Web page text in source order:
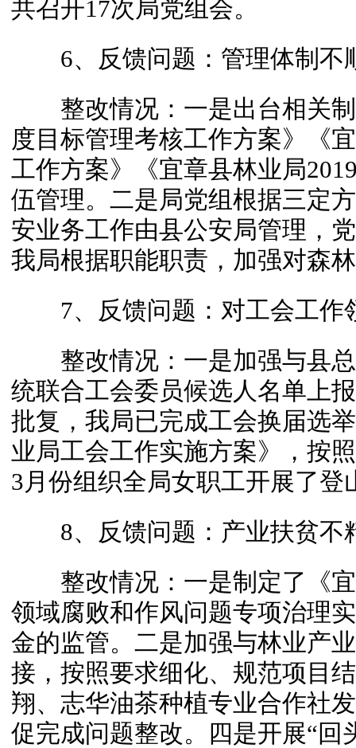
共召开17次局党组会。
6、反馈问题：管理体制不
整改情况：一是出台相关制
度目标管理考核工作方案》《
工作方案》《宜章县林业局
伍管理。二是局党组根据三定
安业务工作由县公安局管理，
我局根据职能职责，加强对森
7、反馈问题：对工会工作
整改情况：一是加强与县总
统联合工会委员候选人名单上
批复，我局已完成工会换届选
业局工会工作实施方案》，按
3月份组织全局女职工开展了登
8、反馈问题：产业扶贫不
整改情况：一是制定了《宜
领域腐败和作风问题专项治理
金的监管。二是加强与林业产
接，按照要求细化、规范项目
翔、志华油茶种植专业合作社
促完成问题整改。四是开展“回